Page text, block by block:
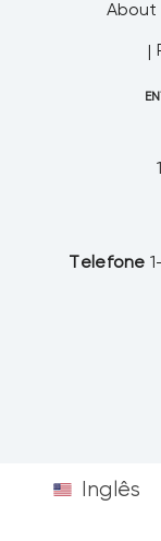
About
Telefone
Inglês